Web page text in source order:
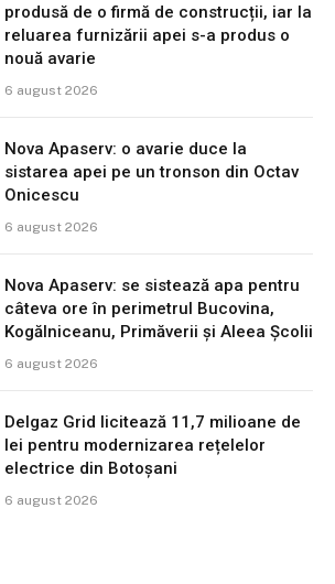
produsă de o firmă de construcții, iar la
reluarea furnizării apei s-a produs o
nouă avarie
6 august 2026
Nova Apaserv: o avarie duce la
sistarea apei pe un tronson din Octav
Onicescu
6 august 2026
Nova Apaserv: se sistează apa pentru
câteva ore în perimetrul Bucovina,
Kogălniceanu, Primăverii și Aleea Școlii
6 august 2026
Delgaz Grid licitează 11,7 milioane de
lei pentru modernizarea rețelelor
electrice din Botoșani
6 august 2026